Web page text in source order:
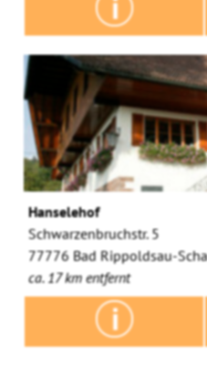
Hanselehof
Schwarzenbruchstr. 5
77776 Bad Rippoldsau-
ca. 17 km entfernt